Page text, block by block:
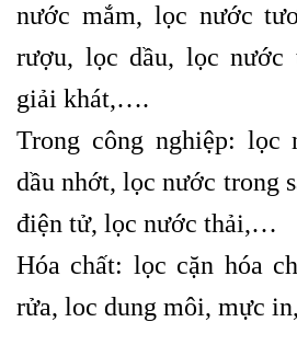
nước mắm, lọc nước
rượu, lọc dầu, lọc nước
giải khát,….
Trong công nghiệp:
dầu nhớt, lọc nước trong
điện tử, lọc nước thải,…
Hóa chất: lọc cặn hóa
rửa, loc dung môi, mực